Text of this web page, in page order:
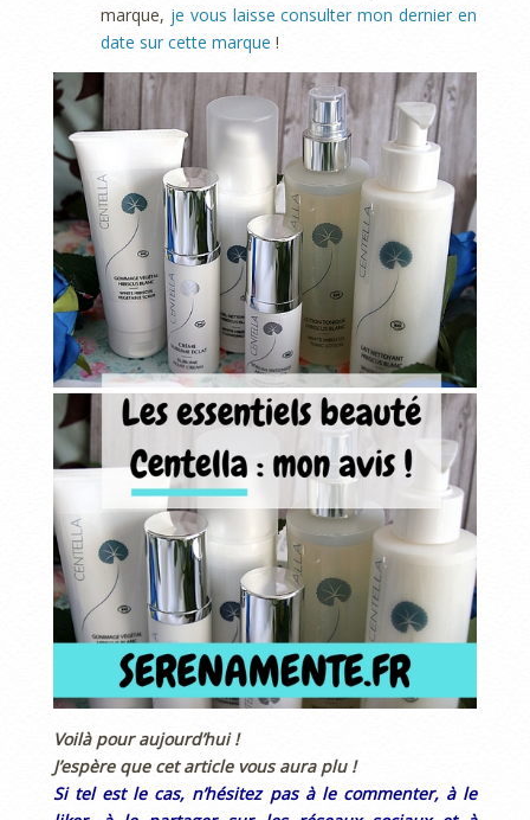
marque, je vous laisse consulter mon dernier en
date sur cette marque !
Voilà pour aujourd’hui !
J’espère que cet article vous aura plu !
Si tel est le cas, n’hésitez pas à le commenter, à le